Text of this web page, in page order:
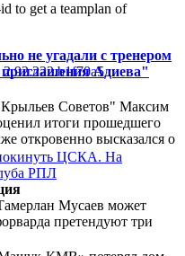
не угадали с тренером
приглашения Адиева"
Советов" Максим
итоги прошедшего
откровенно высказался о
to get a teamplan of
2.92.222.b1f70a5::
Мусаев может
претендуют три